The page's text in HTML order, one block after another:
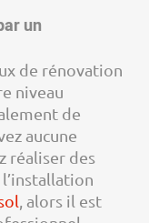
un
de rénovation
niveau
de
aucune
réaliser des
, alors il est